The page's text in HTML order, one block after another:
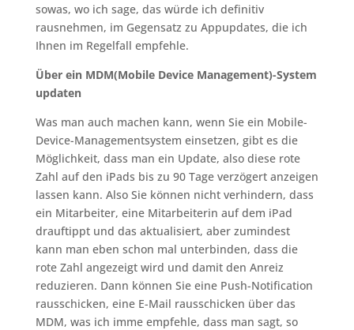
sowas, wo ich sage, das würde ich definitiv
rausnehmen, im Gegensatz zu Appupdates, die ich
Ihnen im Regelfall empfehle.
Über ein MDM(Mobile Device Management)-System
updaten
Was man auch machen kann, wenn Sie ein Mobile-
Device-Managementsystem einsetzen, gibt es die
Möglichkeit, dass man ein Update, also diese rote
Zahl auf den iPads bis zu 90 Tage verzögert anzeigen
lassen kann. Also Sie können nicht verhindern, dass
ein Mitarbeiter, eine Mitarbeiterin auf dem iPad
drauftippt und das aktualisiert, aber zumindest
kann man eben schon mal unterbinden, dass die
rote Zahl angezeigt wird und damit den Anreiz
reduzieren. Dann können Sie eine Push-Notification
rausschicken, eine E-Mail rausschicken über das
MDM, was ich imme empfehle, dass man sagt, so